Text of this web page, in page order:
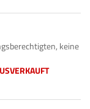
keine